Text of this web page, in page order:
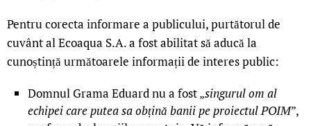
Pentru corecta informare a publicului, purtătorul de
cuvânt al Ecoaqua S.A. a fost abilitat să aducă la
cunoștință următoarele informații de interes public:
Domnul Grama Eduard nu a fost „singurul om al
echipei care putea sa obțină banii pe proiectul POIM”,